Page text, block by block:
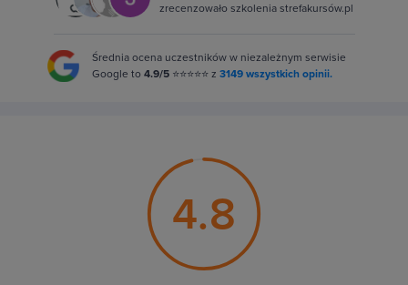
zrecenzowało szkolenia strefakursów.pl
Średnia ocena uczestników w niezależnym serwisie
Google to 4.9/5 ⭐⭐⭐⭐⭐ z 3149 wszystkich opinii.
4.8